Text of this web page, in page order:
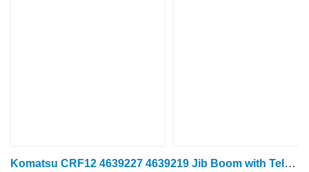
Komatsu CRF12 4639227 4639219 Jib Boom with Telescope